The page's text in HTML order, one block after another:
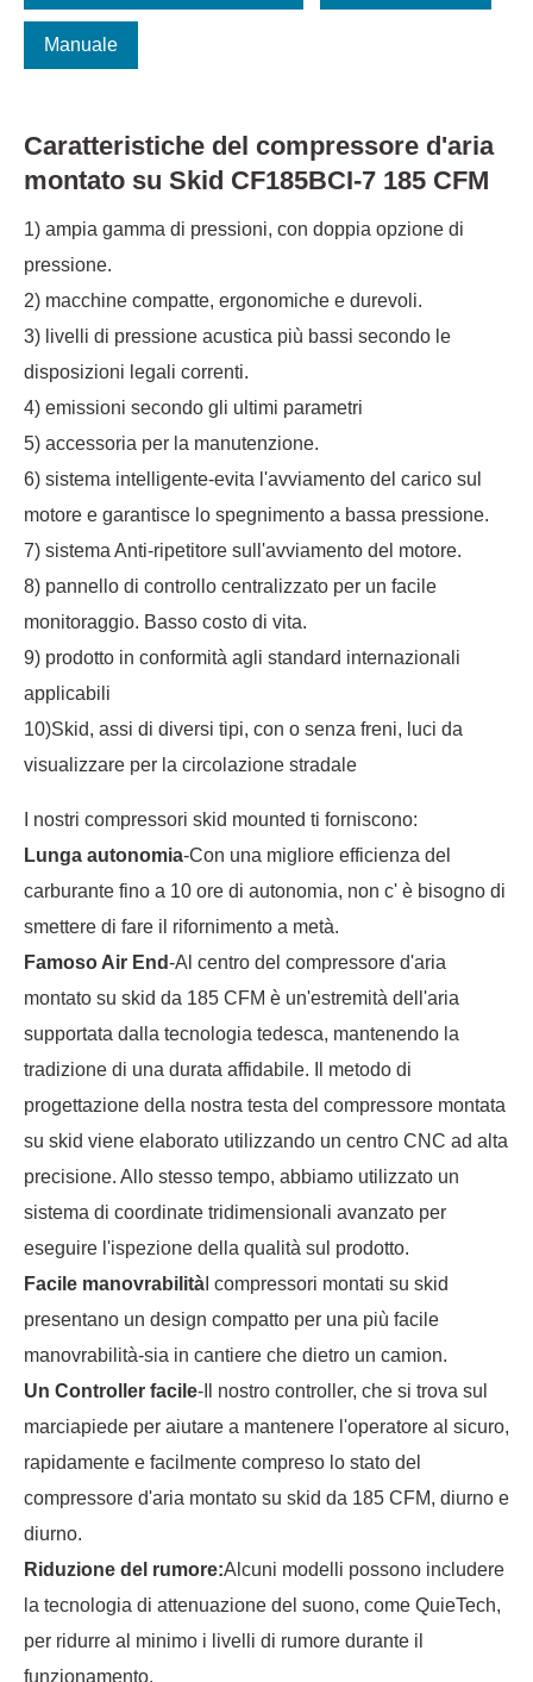
Manuale
Caratteristiche del compressore d'aria
montato su Skid CF185BCI-7 185 CFM
1) ampia gamma di pressioni, con doppia opzione di
pressione.
2) macchine compatte, ergonomiche e durevoli.
3) livelli di pressione acustica più bassi secondo le
disposizioni legali correnti.
4) emissioni secondo gli ultimi parametri
5) accessoria per la manutenzione.
6) sistema intelligente-evita l'avviamento del carico sul
motore e garantisce lo spegnimento a bassa pressione.
7) sistema Anti-ripetitore sull'avviamento del motore.
8) pannello di controllo centralizzato per un facile
monitoraggio. Basso costo di vita.
9) prodotto in conformità agli standard internazionali
applicabili
10)Skid, assi di diversi tipi, con o senza freni, luci da
visualizzare per la circolazione stradale
I nostri compressori skid mounted ti forniscono:
Lunga autonomia-Con una migliore efficienza del
carburante fino a 10 ore di autonomia, non c' è bisogno di
smettere di fare il rifornimento a metà.
Famoso Air End-Al centro del compressore d'aria
montato su skid da 185 CFM è un'estremità dell'aria
supportata dalla tecnologia tedesca, mantenendo la
tradizione di una durata affidabile. Il metodo di
progettazione della nostra testa del compressore montata
su skid viene elaborato utilizzando un centro CNC ad alta
precisione. Allo stesso tempo, abbiamo utilizzato un
sistema di coordinate tridimensionali avanzato per
eseguire l'ispezione della qualità sul prodotto.
Facile manovrabilità I compressori montati su skid
presentano un design compatto per una più facile
manovrabilità-sia in cantiere che dietro un camion.
Un Controller facile-Il nostro controller, che si trova sul
marciapiede per aiutare a mantenere l'operatore al sicuro,
rapidamente e facilmente compreso lo stato del
compressore d'aria montato su skid da 185 CFM, diurno e
diurno.
Riduzione del rumore:Alcuni modelli possono includere
la tecnologia di attenuazione del suono, come QuieTech,
per ridurre al minimo i livelli di rumore durante il
funzionamento.